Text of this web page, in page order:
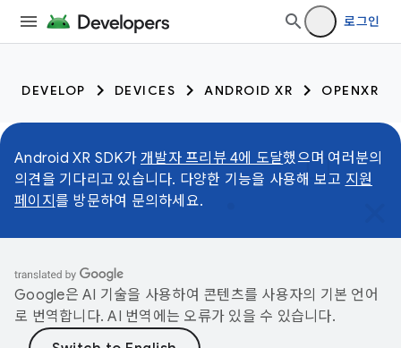
로그인
DEVELOP DEVICES ANDROID XR OPENXR
Android XR SDK가 개발자 프리뷰 4에 도달했으며 여러분의
의견을 기다리고 있습니다. 다양한 기능을 사용해 보고 지원
페이지 를 방문하여 문의하세요.
Google은 AI 기술을 사용하여 콘텐츠를 사용자의 기본 언어
로 번역합니다. AI 번역에는 오류가 있을 수 있습니다.